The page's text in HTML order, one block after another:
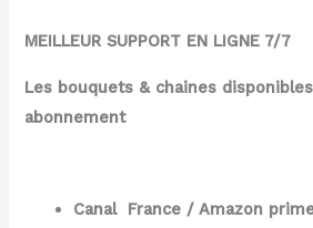
MEILLEUR SUPPORT EN LIGNE 7/7
Les bouquets & chaines
abonnement
Canal France / Amazon